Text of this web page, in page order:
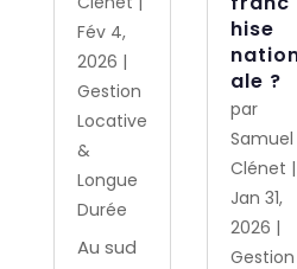
Fév 4,
2026 |
Gestion
Locative
&
Longue
Durée
Au sud
hise
ale ?
par
Samuel
Clénet |
Jan 31,
2026 |
Gestion